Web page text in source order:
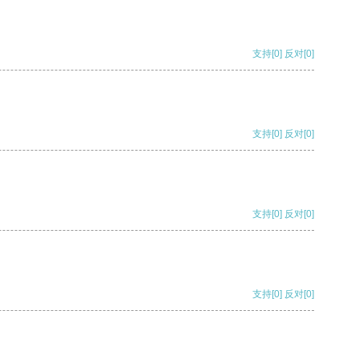
支持[0] 反对[0]
支持[0] 反对[0]
支持[0] 反对[0]
支持[0] 反对[0]